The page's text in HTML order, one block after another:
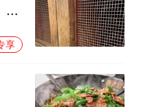
享